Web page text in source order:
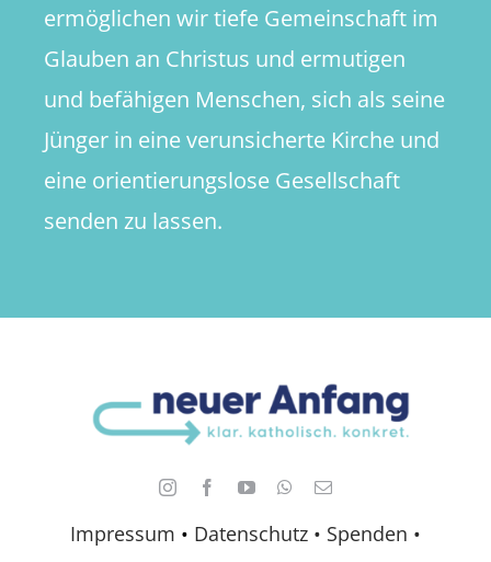
Impressum • Datenschutz • Spenden •
ermöglichen wir tiefe Gemeinschaft im
Glauben an Christus und ermutigen
und befähigen Menschen, sich als seine
Jünger in eine verunsicherte Kirche und
eine orientierungslose Gesellschaft
senden zu lassen.